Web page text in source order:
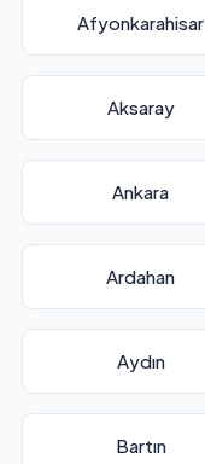
Afyonkarahisar
Aksaray
Ankara
Ardahan
Aydın
Bartın